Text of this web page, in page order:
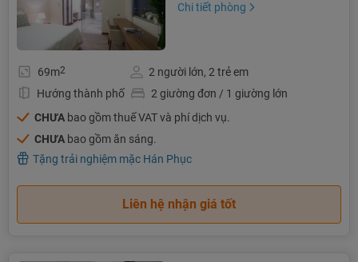
Chi tiết phòng
69m2
2 người lớn, 2 trẻ em
Hướng thành phố
2 giường đơn / 1 giường lớn
CHƯA bao gồm thuế VAT và phí dịch vụ.
CHƯA bao gồm ăn sáng.
Tặng trải nghiệm mặc Hán Phục
Liên hệ nhận giá tốt